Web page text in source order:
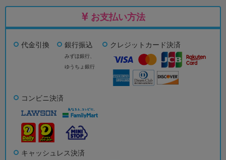
お支払い方法
代金引換 銀行振込
みずほ銀行、
ゆうちょ銀行
クレジットカード決済
コンビニ決済
キャッシュレス決済